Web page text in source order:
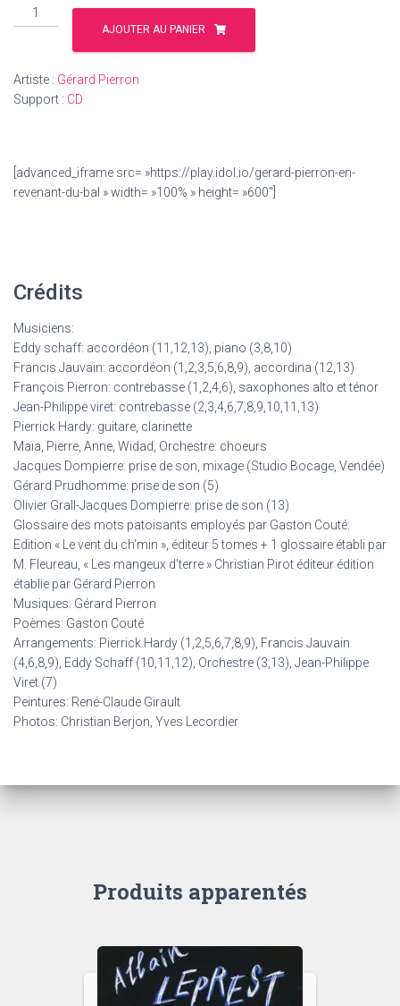
quantité
de
du
bal
AJOUTER AU PANIER
Artiste : Gérard Pierron
Support : CD
[advanced_iframe src= »https://play.idol.io/gerard-pierron-en-
revenant-du-bal » width= »100% » height= »600″]
Crédits
Musiciens:
Eddy schaff: accordéon (11,12,13), piano (3,8,10)
Francis Jauvain: accordéon (1,2,3,5,6,8,9), accordina (12,13)
François Pierron: contrebasse (1,2,4,6), saxophones alto et ténor
Jean-Philippe viret: contrebasse (2,3,4,6,7,8,9,10,11,13)
Pierrick Hardy: guitare, clarinette
Maïa, Pierre, Anne, Widad, Orchestre: choeurs
Jacques Dompierre: prise de son, mixage (Studio Bocage, Vendée)
Gérard Prudhomme: prise de son (5)
Olivier Grall-Jacques Dompierre: prise de son (13)
Glossaire des mots patoisants employés par Gaston Couté:
Edition « Le vent du ch’min », éditeur 5 tomes + 1 glossaire établi par
M. Fleureau, « Les mangeux d’terre » Christian Pirot éditeur édition
établie par Gérard Pierron
Musiques: Gérard Pierron
Poèmes: Gaston Couté
Arrangements: Pierrick Hardy (1,2,5,6,7,8,9), Francis Jauvain
(4,6,8,9), Eddy Schaff (10,11,12), Orchestre (3,13), Jean-Philippe
Viret (7)
Peintures: René-Claude Girault
Photos: Christian Berjon, Yves Lecordier
Produits apparentés